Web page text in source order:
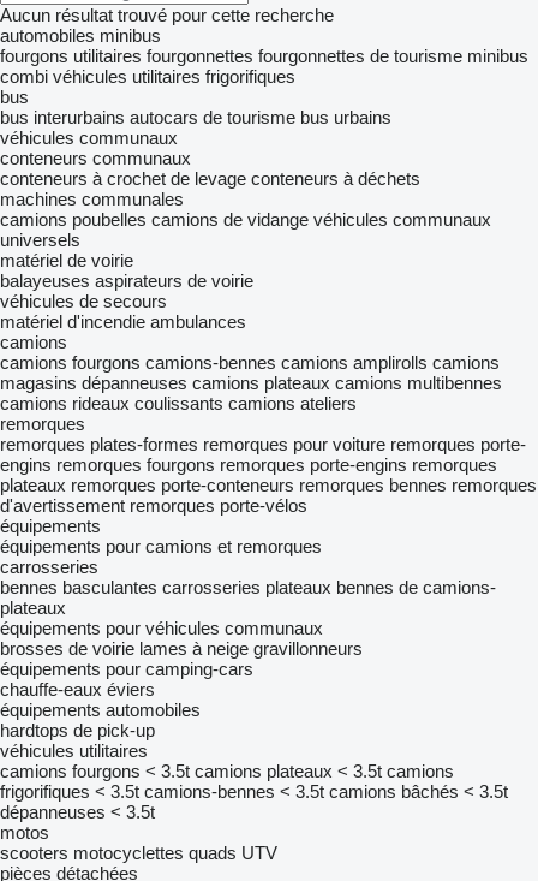
Aucun résultat trouvé pour cette recherche
automobiles minibus
fourgons utilitaires fourgonnettes fourgonnettes de tourisme minibus
combi véhicules utilitaires frigorifiques
bus
bus interurbains autocars de tourisme bus urbains
véhicules communaux
conteneurs communaux
conteneurs à crochet de levage conteneurs à déchets
machines communales
camions poubelles camions de vidange véhicules communaux
universels
matériel de voirie
balayeuses aspirateurs de voirie
véhicules de secours
matériel d'incendie ambulances
camions
camions fourgons camions-bennes camions amplirolls camions
magasins dépanneuses camions plateaux camions multibennes
camions rideaux coulissants camions ateliers
remorques
remorques plates-formes remorques pour voiture remorques porte-
engins remorques fourgons remorques porte-engins remorques
plateaux remorques porte-conteneurs remorques bennes remorques
d'avertissement remorques porte-vélos
équipements
équipements pour camions et remorques
carrosseries
bennes basculantes carrosseries plateaux bennes de camions-
plateaux
équipements pour véhicules communaux
brosses de voirie lames à neige gravillonneurs
équipements pour camping-cars
chauffe-eaux éviers
équipements automobiles
hardtops de pick-up
véhicules utilitaires
camions fourgons < 3.5t camions plateaux < 3.5t camions
frigorifiques < 3.5t camions-bennes < 3.5t camions bâchés < 3.5t
dépanneuses < 3.5t
motos
scooters motocyclettes quads UTV
pièces détachées